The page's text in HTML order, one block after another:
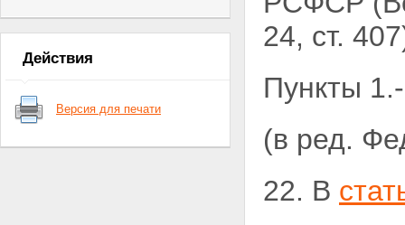
Действия
Версия для печати
24, ст.
Пункты
(в ред.
22. В